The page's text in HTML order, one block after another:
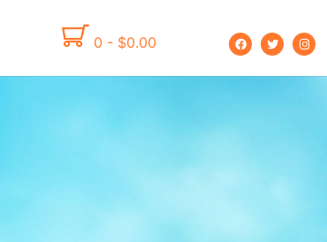
0 - $0.00